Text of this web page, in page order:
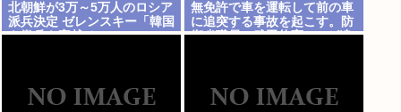
北朝鮮が3万～5万人のロシア
派兵決定 ゼレンスキー「韓国
も徴兵を寄越せ」
無免許で車を運転して前の車
に追突する事故を起こす。防
衛省職員の武田悠亮(38)が逮